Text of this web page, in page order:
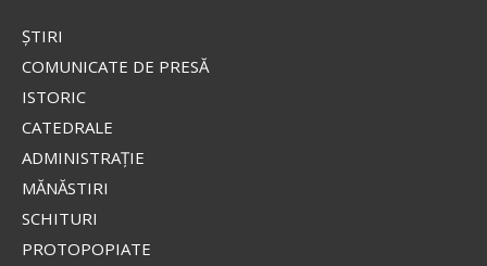
îmbrăcată într-o mantie roșie strălucitoare și un
Fraților, lauda noastră aceasta este: mărturia
conștiinței noastre că am umblat în lume, și mai
ŞTIRI
COMUNICATE DE PRESĂ
ISTORIC
CATEDRALE
ADMINISTRAŢIE
MĂNĂSTIRI
SCHITURI
PROTOPOPIATE